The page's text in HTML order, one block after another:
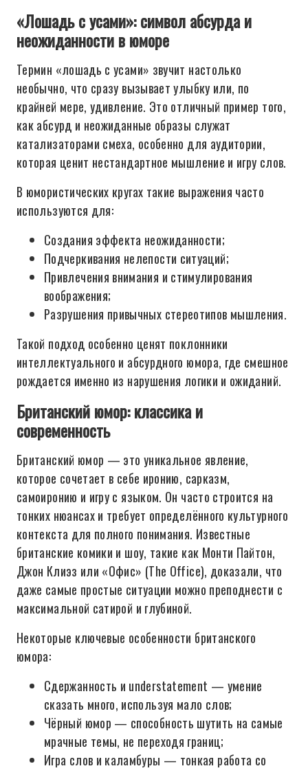
«Лошадь с усами»: символ абсурда и
неожиданности в юморе
Термин «лошадь с усами» звучит настолько
необычно, что сразу вызывает улыбку или, по
крайней мере, удивление. Это отличный пример того,
как абсурд и неожиданные образы служат
катализаторами смеха, особенно для аудитории,
которая ценит нестандартное мышление и игру слов.
В юмористических кругах такие выражения часто
используются для:
Создания эффекта неожиданности;
Подчеркивания нелепости ситуаций;
Привлечения внимания и стимулирования
воображения;
Разрушения привычных стереотипов мышления.
Такой подход особенно ценят поклонники
интеллектуального и абсурдного юмора, где смешное
рождается именно из нарушения логики и ожиданий.
Британский юмор: классика и
современность
Британский юмор — это уникальное явление,
которое сочетает в себе иронию, сарказм,
самоиронию и игру с языком. Он часто строится на
тонких нюансах и требует определённого культурного
контекста для полного понимания. Известные
британские комики и шоу, такие как Монти Пайтон,
Джон Клиэз или «Офис» (The Office), доказали, что
даже самые простые ситуации можно преподнести с
максимальной сатирой и глубиной.
Некоторые ключевые особенности британского
юмора:
Сдержанность и understatement — умение
сказать много, используя мало слов;
Чёрный юмор — способность шутить на самые
мрачные темы, не переходя границ;
Игра слов и каламбуры — тонкая работа со